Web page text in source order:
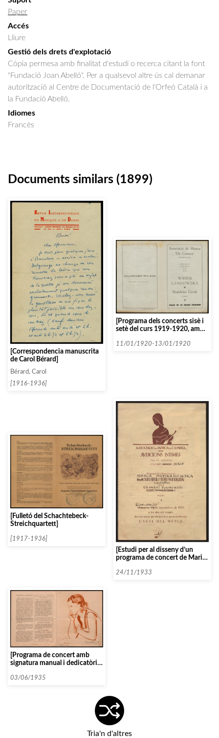
Paper
Accés
Lliure
Gestió dels drets d'explotació
Còpia permesa amb finalitat d'estudi o recerca citant la font
"Fundació Joan Abelló". Per a qualsevol altre ús cal demanar
autorització al Centre de Documentació de l'Orfeó Català i a
la Fundació Abelló.
Idiomes
Francès
Documents similars (1899)
[Correspondencia manuscrita
de Carol Bérard]
Bérard, Carol
[1916-1936]
[Programa dels concerts sisè i
setè del curs 1919-1920, amb
11/01/1920-13/01/1920
[Fulletó del Schachtebeck-
Streichquartett]
[1917-1936]
[Estudi per al disseny d’un
programa de concert de Maria
24/11/1933
[Programa de concert amb
signatura manual i dedicatòria
03/06/1935
Tria'n d'altres